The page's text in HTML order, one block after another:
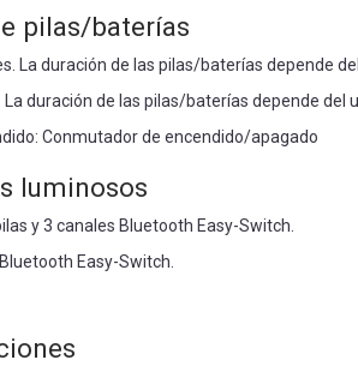
pilas/baterías
La duración de las pilas/baterías depende
La duración de las pilas/baterías depende del
Conmutador de encendido/apagado
luminosos
y 3 canales Bluetooth Easy-Switch.
Easy-Switch.